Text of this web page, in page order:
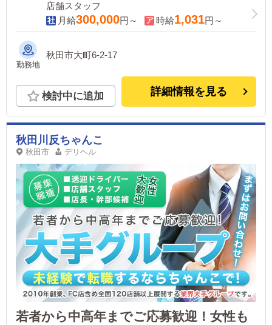
店舗スタッフ
月給300,000円～ 時給1,031円～
勤務地
秋田市大町6-2-17
検討中に追加 詳細情報を見る
秋田川反ちゃんこ
秋田市 デリヘル
若者から中高年までご応募歓迎！女性も